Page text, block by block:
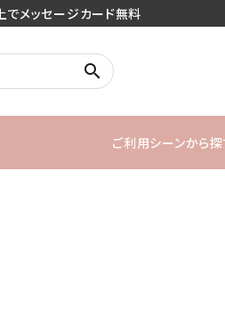
メッセージカード無料
search
ご利用シーンから探